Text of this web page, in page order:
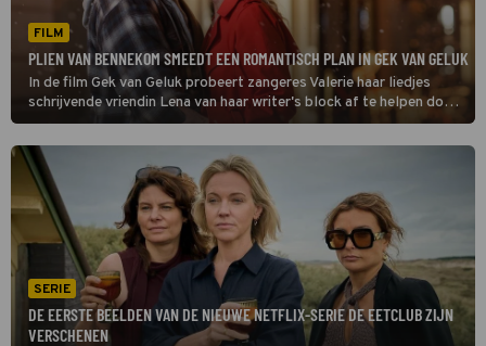
FILM
PLIEN VAN BENNEKOM SMEEDT EEN ROMANTISCH PLAN IN GEK VAN GELUK
In de film Gek van Geluk probeert zangeres Valerie haar liedjes
schrijvende vriendin Lena van haar writer's block af te helpen door
een acteur in te huren om haar het hof te maken.
SERIE
DE EERSTE BEELDEN VAN DE NIEUWE NETFLIX-SERIE DE EETCLUB ZIJN
VERSCHENEN